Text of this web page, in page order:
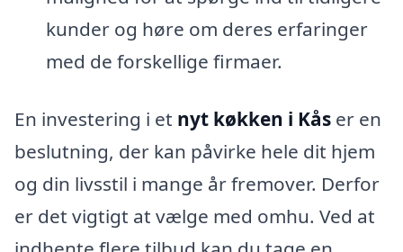
kunder og høre om deres erfaringer
med de forskellige firmaer.
En investering i et nyt køkken i Kås er en
beslutning, der kan påvirke hele dit hjem
og din livsstil i mange år fremover. Derfor
er det vigtigt at vælge med omhu. Ved at